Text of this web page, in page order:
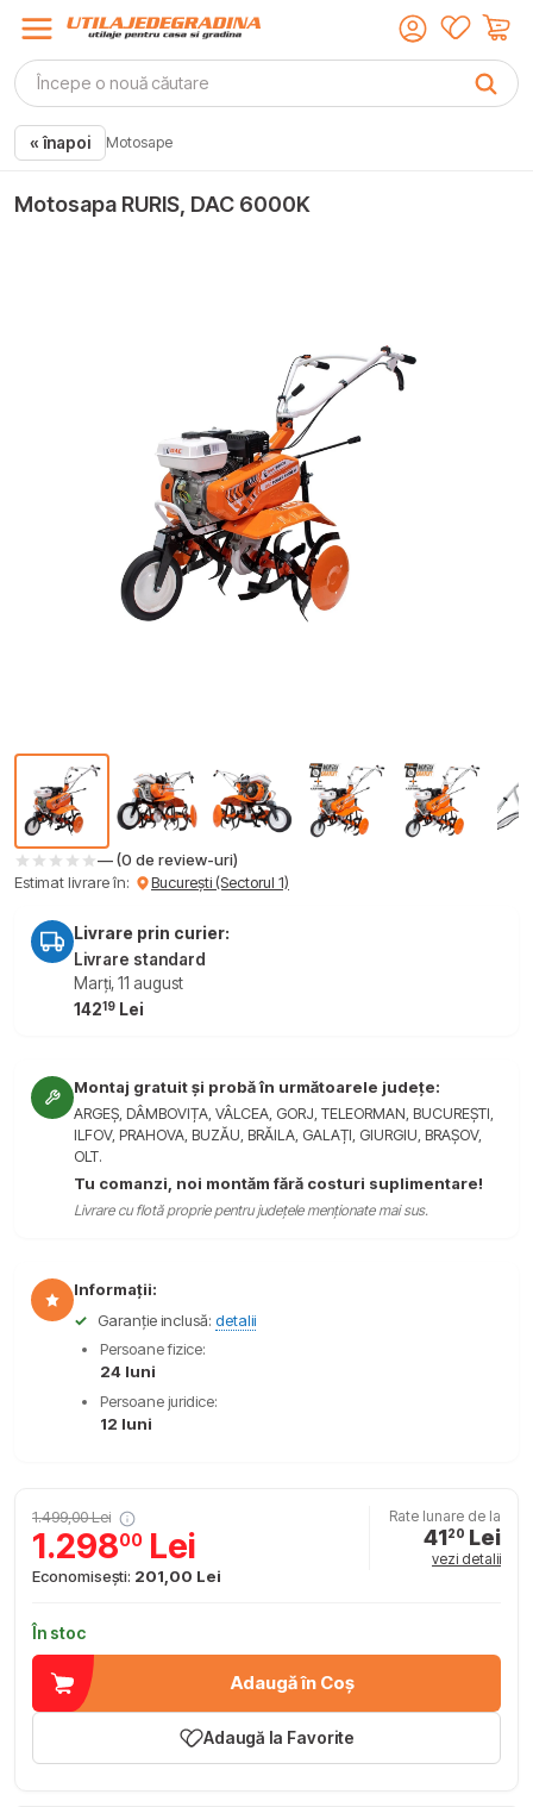
« înapoi Motosape
Motosapa RURIS, DAC 6000K
— (0 de review-uri)
Estimat livrare în:
București (Sectorul 1)
Livrare prin curier:
Livrare standard
Marți, 11 august
14219 Lei
Montaj gratuit și probă în următoarele județe:
ARGEȘ, DÂMBOVIȚA, VÂLCEA, GORJ, TELEORMAN, BUCUREȘTI,
ILFOV, PRAHOVA, BUZĂU, BRĂILA, GALAȚI, GIURGIU, BRAȘOV,
OLT.
Tu comanzi, noi montăm fără costuri suplimentare!
Livrare cu flotă proprie pentru județele menționate mai sus.
Informații:
✓
Garanție inclusă: detalii
Persoane fizice:
24 luni
Persoane juridice:
12 luni
1.499,00 Lei
1.29800 Lei
Economisești: 201,00 Lei
Rate lunare de la
4120 Lei
vezi detalii
În stoc
Adaugă în Coș
Adaugă la Favorite